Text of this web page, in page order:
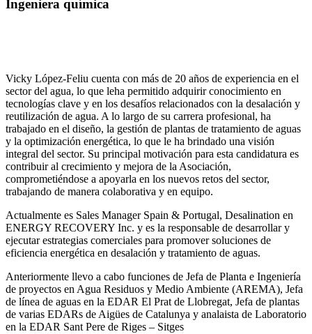
Ingeniera química
Vicky López-Feliu cuenta con más de 20 años de experiencia en el
sector del agua, lo que leha permitido adquirir conocimiento en
tecnologías clave y en los desafíos relacionados con la desalación y
reutilización de agua. A lo largo de su carrera profesional, ha
trabajado en el diseño, la gestión de plantas de tratamiento de aguas
y la optimización energética, lo que le ha brindado una visión
integral del sector. Su principal motivación para esta candidatura es
contribuir al crecimiento y mejora de la Asociación,
comprometiéndose a apoyarla en los nuevos retos del sector,
trabajando de manera colaborativa y en equipo.
Actualmente es Sales Manager Spain & Portugal, Desalination en
ENERGY RECOVERY Inc. y es la responsable de desarrollar y
ejecutar estrategias comerciales para promover soluciones de
eficiencia energética en desalación y tratamiento de aguas.
Anteriormente llevo a cabo funciones de Jefa de Planta e Ingeniería
de proyectos en Agua Residuos y Medio Ambiente (AREMA), Jefa
de línea de aguas en la EDAR El Prat de Llobregat, Jefa de plantas
de varias EDARs de Aigües de Catalunya y analaista de Laboratorio
en la EDAR Sant Pere de Riges – Sitges